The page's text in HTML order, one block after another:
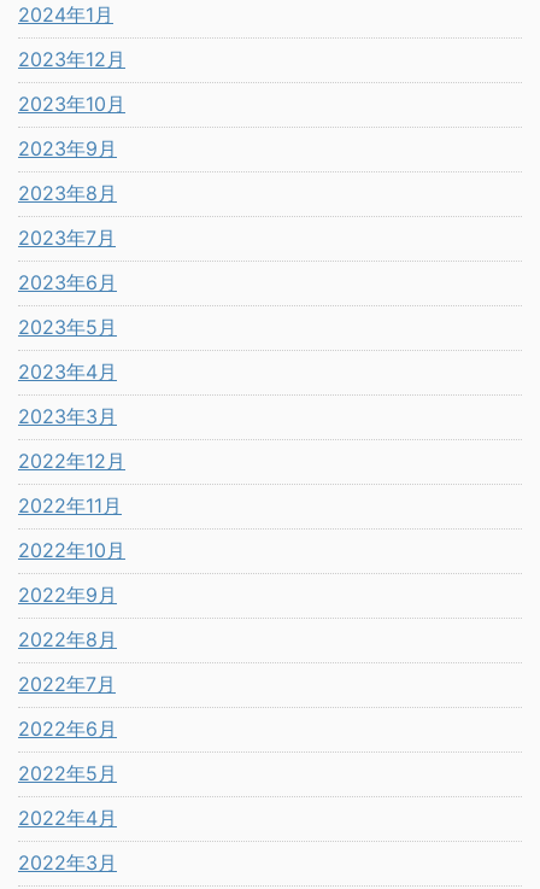
2024年1月
2023年12月
2023年10月
2023年9月
2023年8月
2023年7月
2023年6月
2023年5月
2023年4月
2023年3月
2022年12月
2022年11月
2022年10月
2022年9月
2022年8月
2022年7月
2022年6月
2022年5月
2022年4月
2022年3月